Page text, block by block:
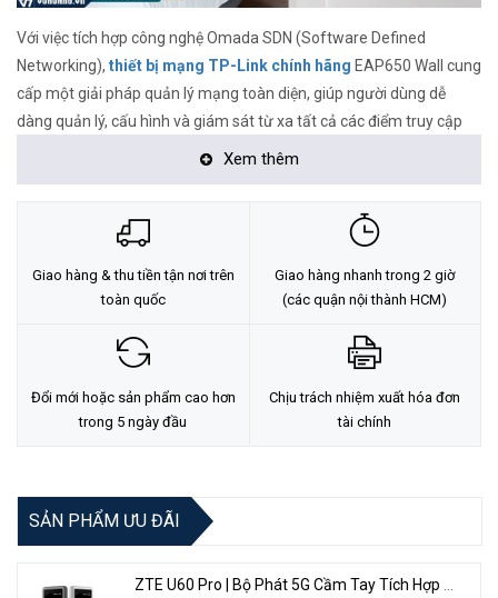
Với việc tích hợp công nghệ Omada SDN (Software Defined
Networking), thiết bị mạng TP-Link chính hãng EAP650 Wall cung
cấp một giải pháp quản lý mạng toàn diện, giúp người dùng dễ
dàng quản lý, cấu hình và giám sát từ xa tất cả các điểm truy cập
trên một giao diện duy nhất. Quản lý mạng trở nên linh hoạt hơn và
Đặc Điểm Nổi Bật Của Sản Phẩm:
Tốc độ Wi-Fi 6 AX3000 siêu nhanh: : Đồng thời 574 Mbps trên
2,4 GHz và 2402 Mbps trên 5 GHz, tổng cộng tốc độ WiFi là
Xem thêm
Giao hàng & thu tiền tận nơi trên
toàn quốc
Giao hàng nhanh trong 2 giờ
(các quận nội thành HCM)
Đổi mới hoặc sản phẩm cao hơn
trong 5 ngày đầu
Chịu trách nhiệm xuất hóa đơn
tài chính
SẢN PHẨM ƯU ĐÃI
ZTE U60 Pro | Bộ Phát 5G Cầm Tay Tích Hợp Công Nghệ WiFi 7, Pin 10000mAh